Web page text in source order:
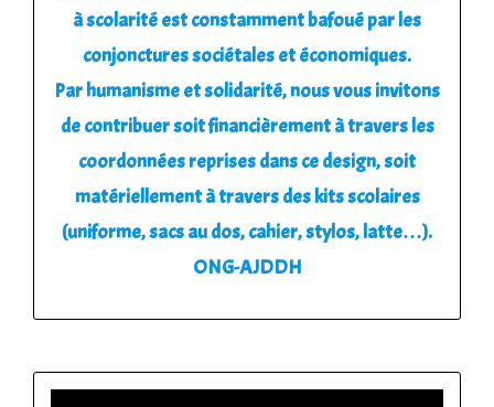
à scolarité est constamment bafoué par les
conjonctures sociétales et économiques.
Par humanisme et solidarité, nous vous invitons
de contribuer soit financièrement à travers les
coordonnées reprises dans ce design, soit
matériellement à travers des kits scolaires
(uniforme, sacs au dos, cahier, stylos, latte…).
ONG-AJDDH